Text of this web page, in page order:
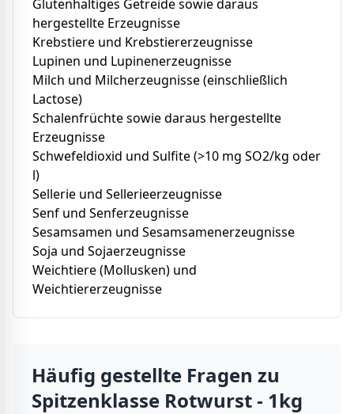
Glutenhaltiges Getreide sowie daraus
hergestellte Erzeugnisse
Krebstiere und Krebstiererzeugnisse
Lupinen und Lupinenerzeugnisse
Milch und Milcherzeugnisse (einschließlich
Lactose)
Schalenfrüchte sowie daraus hergestellte
Erzeugnisse
Schwefeldioxid und Sulfite (>10 mg SO2/kg oder
l)
Sellerie und Sellerieerzeugnisse
Senf und Senferzeugnisse
Sesamsamen und Sesamsamenerzeugnisse
Soja und Sojaerzeugnisse
Weichtiere (Mollusken) und
Weichtiererzeugnisse
Häufig gestellte Fragen zu
Spitzenklasse Rotwurst - 1kg